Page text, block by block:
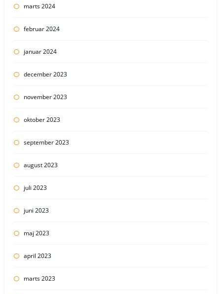
marts 2024
februar 2024
januar 2024
december 2023
november 2023
oktober 2023
september 2023
august 2023
juli 2023
juni 2023
maj 2023
april 2023
marts 2023